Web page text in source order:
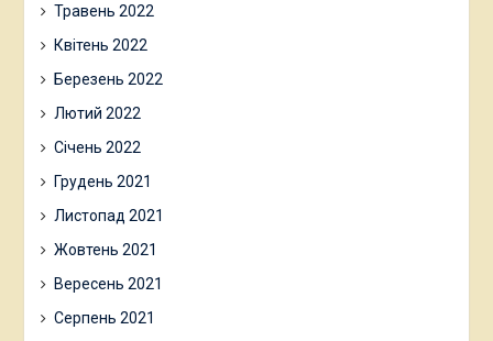
Травень 2022
Квітень 2022
Березень 2022
Лютий 2022
Січень 2022
Грудень 2021
Листопад 2021
Жовтень 2021
Вересень 2021
Серпень 2021